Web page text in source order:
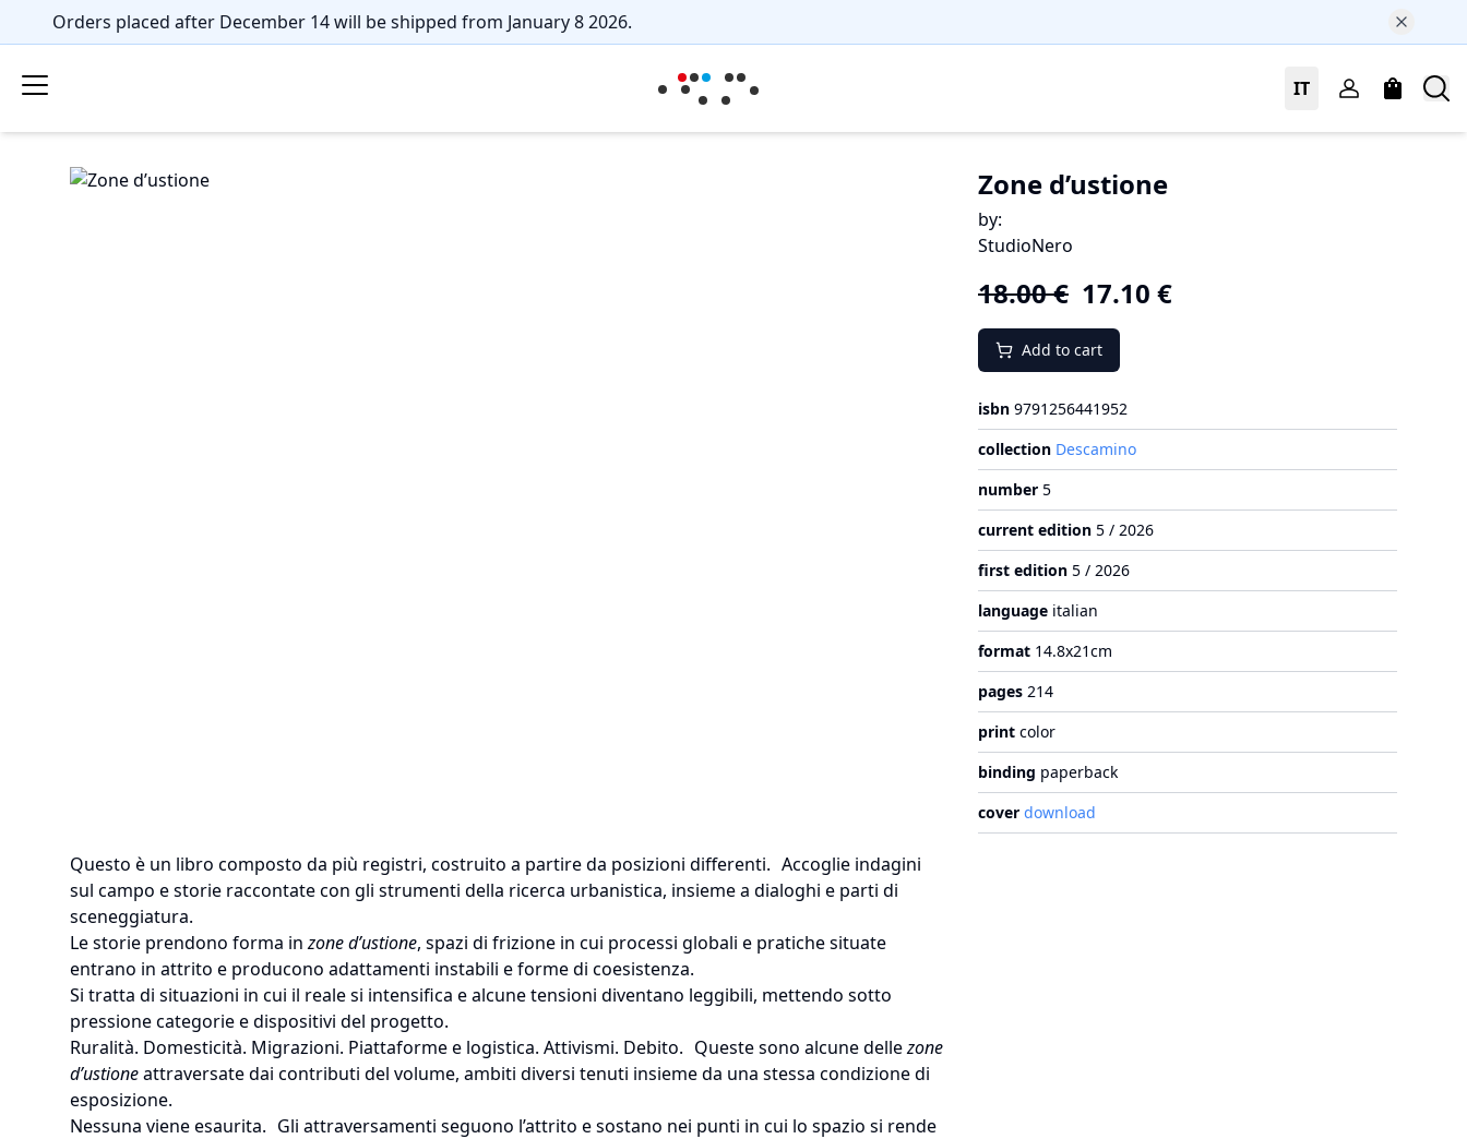
Orders placed after December 14 will be shipped from January 8 2026.
IT
Zone d’ustione
by:
StudioNero
18.00€ 17.10 €
Add to cart
isbn 9791256441952
collection Descamino
number 5
current edition 5 / 2026
first edition 5 / 2026
language italian
format 14.8x21cm
pages 214
print color
binding paperback
cover download
Questo è un libro composto da più registri, costruito a partire da posizioni differenti. Accoglie indagini
sul campo e storie raccontate con gli strumenti della ricerca urbanistica, insieme a dialoghi e parti di
sceneggiatura.
Le storie prendono forma inzone d’ustione, spazi di frizione in cui processi globali e pratiche situate
entrano in attrito e producono adattamenti instabili e forme di coesistenza.
Si tratta di situazioni in cui il reale si intensifica e alcune tensioni diventano leggibili, mettendo sotto
pressione categorie e dispositivi del progetto.
Ruralità. Domesticità. Migrazioni. Piattaforme e logistica. Attivismi. Debito. Queste sono alcune dellezone
d’ustioneattraversate dai contributi del volume, ambiti diversi tenuti insieme da una stessa condizione di
esposizione.
Nessuna viene esaurita. Gli attraversamenti seguono l’attrito e sostano nei punti in cui lo spazio si rende